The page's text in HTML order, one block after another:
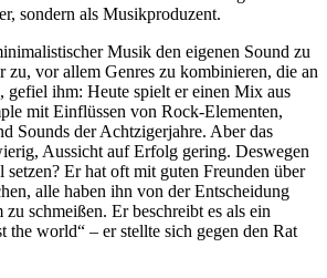
sondern als Musikproduzent.
Musik den eigenen Sound zu
zu, vor allem Genres zu kombinieren, die an
gefiel ihm: Heute spielt er einen Mix aus
mit Einflüssen von Rock-Elementen,
Sounds der Achtzigerjahre. Aber das
Aussicht auf Erfolg gering. Deswegen
setzen? Er hat oft mit guten Freunden über
alle haben ihn von der Entscheidung
zu schmeißen. Er beschreibt es als ein
the world“ – er stellte sich gegen den Rat